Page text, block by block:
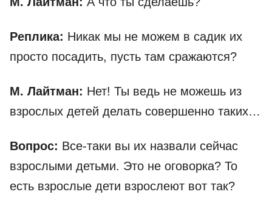
Реплика: Никак мы не можем в садик их
просто посадить, пусть там сражаются?
М. Лайтман: Нет! Ты ведь не можешь из
взрослых детей делать совершенно таких…
Вопрос: Все-таки вы их назвали сейчас
взрослыми детьми. Это не оговорка? То
есть взрослые дети взрослеют вот так?